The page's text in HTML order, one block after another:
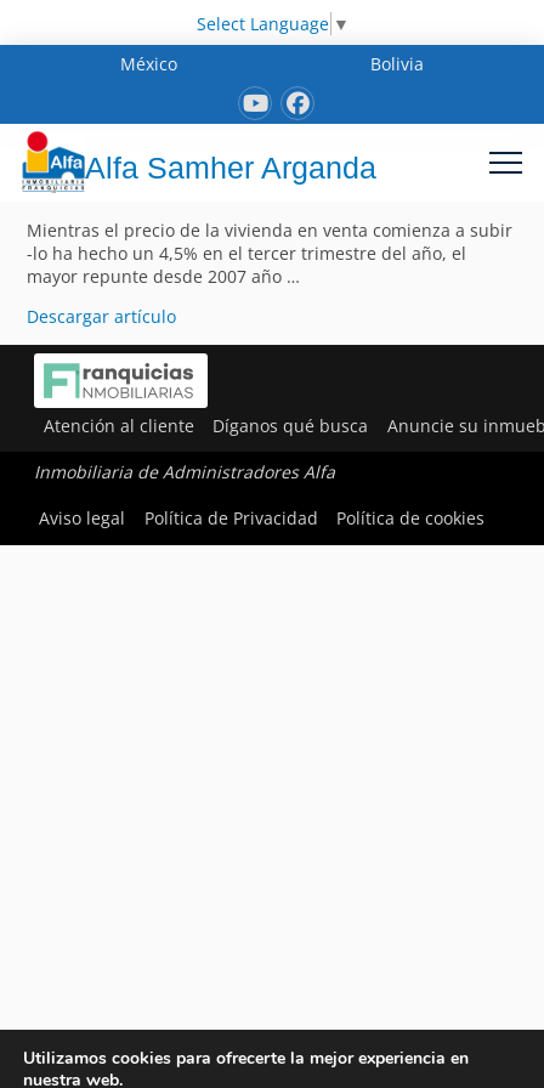
Select Language ▼
México
Bolivia
Alfa Samher Arganda
Mientras el precio de la vivienda en venta comienza a subir
-lo ha hecho un 4,5% en el tercer trimestre del año, el
mayor repunte desde 2007 año …
Descargar artículo
Atención al cliente Díganos qué busca Anuncie su
Inmobiliaria de Administradores Alfa
Aviso legal
Política de Privacidad Política de cookies
Utilizamos cookies para ofrecerte la mejor experiencia en
nuestra web.